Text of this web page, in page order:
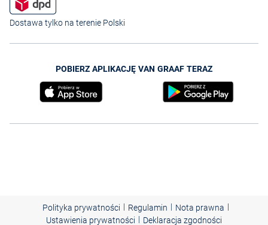
Dostawa tylko na terenie Polski
POBIERZ APLIKACJĘ VAN GRAAF TERAZ
Polityka prywatności | Regulamin | Nota prawna |
Ustawienia prywatności | Deklaracja zgodności